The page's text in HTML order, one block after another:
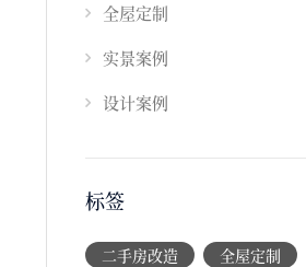
全屋定制
实景案例
设计案例
标签
二手房改造
全屋定制